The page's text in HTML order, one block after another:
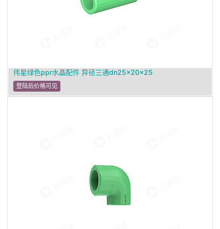
伟星绿色ppr水晶配件 异径三通dn25×20×25
登陆后价格可见